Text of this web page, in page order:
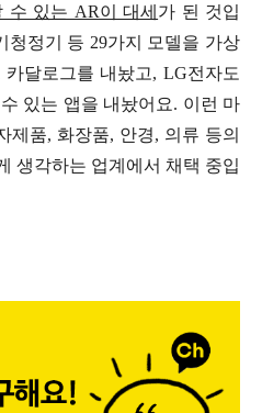
수 있는 AR이 대세 가 된 것입
청정기 등 29가지 모델을 가상
달로그를 내놨고, LG전자도
있는 앱을 내놨어요. 이런 마
제품, 화장품, 안경, 의류 등의
생각하는 업계에서 채택 중입